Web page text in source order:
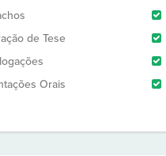
de Tese
Orais